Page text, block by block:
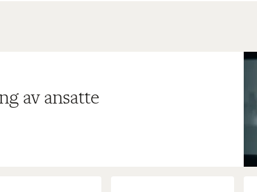
av ansatte